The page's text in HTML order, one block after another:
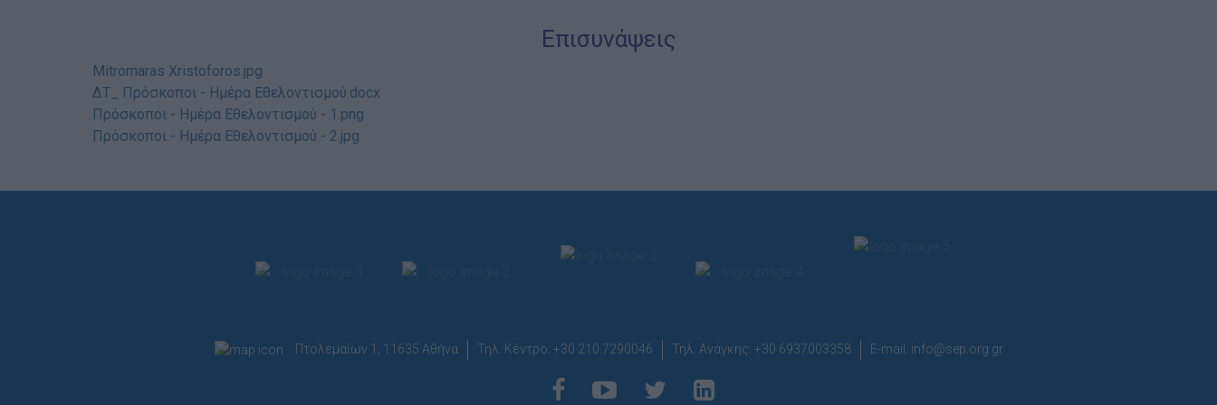
Επισυνάψεις
Mitromaras Xristoforos.jpg
ΔΤ_ Πρόσκοποι - Ημέρα Εθελοντισμού.docx
Πρόσκοποι - Ημέρα Εθελοντισμού - 1.png
Πρόσκοποι - Ημέρα Εθελοντισμού - 2.jpg
Πτολεμαίων 1, 11635 Αθήνα Τηλ. Κέντρο: +30 210.7290046 Τηλ. Ανάγκης: +30 6937003358 E-mail: info@sep.org.gr